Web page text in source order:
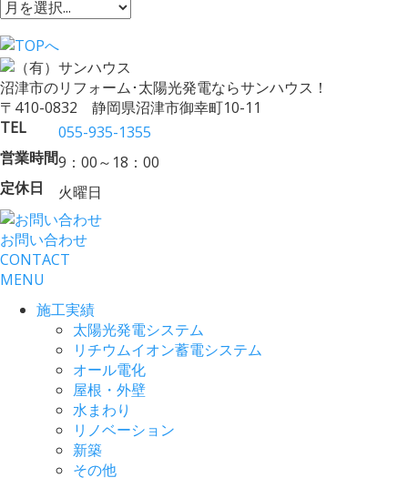
沼津市のリフォーム･太陽光発電ならサンハウス！
〒410-0832 静岡県沼津市御幸町10-11
TEL
055-935-1355
営業時間9：00～18：00
定休日
火曜日
お問い合わせ
CONTACT
MENU
施工実績
太陽光発電システム
リチウムイオン蓄電システム
オール電化
屋根・外壁
水まわり
リノベーション
新築
その他